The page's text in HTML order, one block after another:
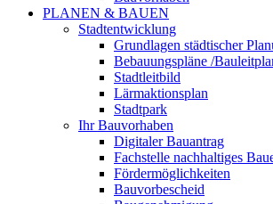
PLANEN & BAUEN
Stadtentwicklung
Grundlagen städtischer
Bebauungspläne /
Stadtleitbild
Lärmaktionsplan
Stadtpark
Ihr Bauvorhaben
Digitaler Bauantrag
Fachstelle nachhaltiges
Fördermöglichkeiten
Bauvorbescheid